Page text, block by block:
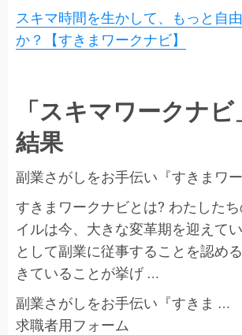
スキマ時間を生かして、もっと自
か？【すきまワークナビ】
「スキマワークナ
結果
副業さがしをお手伝い『すきまワー
すきまワークナビとは? わたした
イルは今、大きな変革期を迎えて
として副業に従事することを認め
きていることが挙げ …
副業さがしをお手伝い『すきま …
求職者用フォーム